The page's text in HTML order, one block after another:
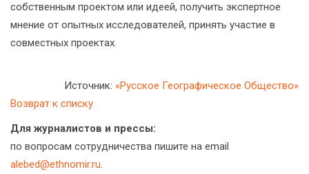
собственным проектом или идеей, получить экспертное
мнение от опытных исследователей, принять участие в
совместных проектах.
Источник: «Русское Географическое Общество»
Возврат к списку
Для журналистов и прессы:
по вопросам сотрудничества пишите на email
alebed@ethnomir.ru.